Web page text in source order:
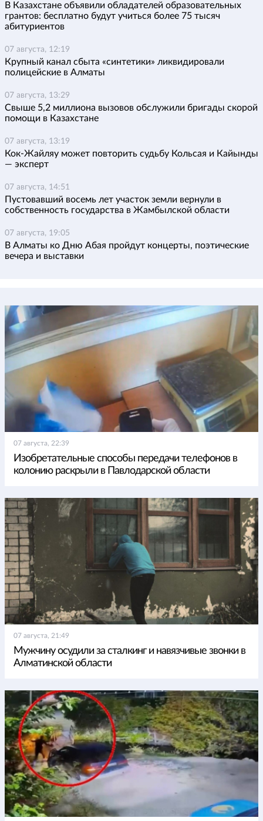
В Казахстане объявили обладателей образовательных
грантов: бесплатно будут учиться более 75 тысяч
абитуриентов
07 августа, 12:19
Крупный канал сбыта «синтетики» ликвидировали
полицейские в Алматы
07 августа, 13:29
Свыше 5,2 миллиона вызовов обслужили бригады скорой
помощи в Казахстане
07 августа, 13:19
Кок-Жайляу может повторить судьбу Кольсая и Кайынды
— эксперт
07 августа, 14:51
Пустовавший восемь лет участок земли вернули в
собственность государства в Жамбылской области
07 августа, 19:05
В Алматы ко Дню Абая пройдут концерты, поэтические
вечера и выставки
07 августа, 22:39
Изобретательные способы передачи телефонов в
колонию раскрыли в Павлодарской области
07 августа, 21:49
Мужчину осудили за сталкинг и навязчивые звонки в
Алматинской области